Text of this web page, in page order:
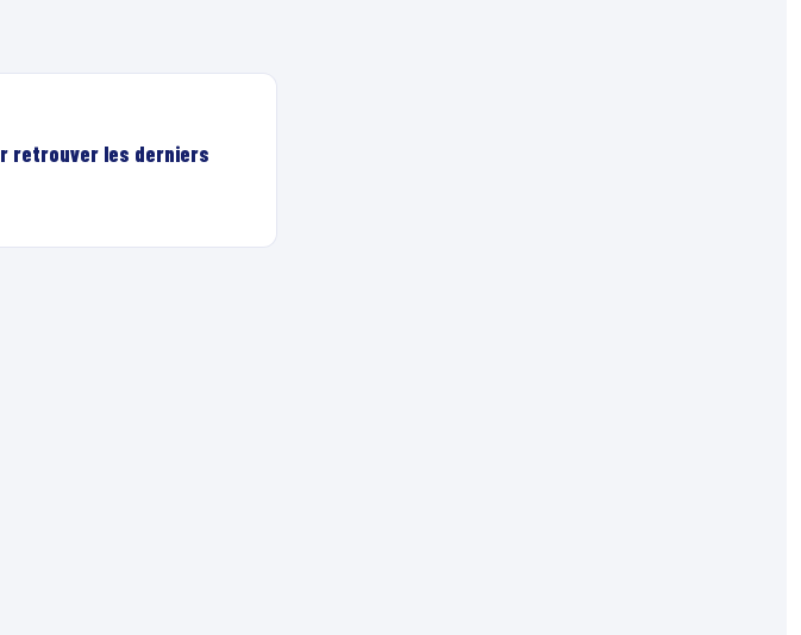
retrouver les derniers